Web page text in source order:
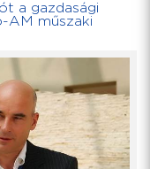
a gazdasági
AM műszaki